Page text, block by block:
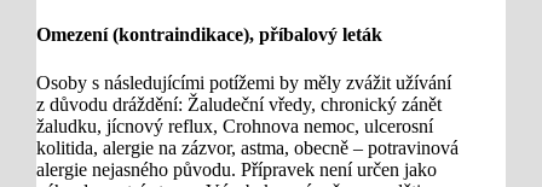
Omezení (kontraindikace), příbalový leták
Osoby s následujícími potížemi by měly zvážit užívání
z důvodu dráždění: Žaludeční vředy, chronický zánět
žaludku, jícnový reflux, Crohnova nemoc, ulcerosní
kolitida, alergie na zázvor, astma, obecně – potravinová
alergie nejasného původu. Přípravek není určen jako